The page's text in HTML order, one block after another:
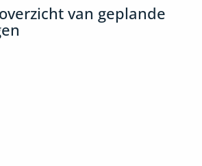
van geplande